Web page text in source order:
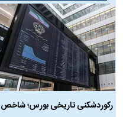
رکوردشکنی تاریخی بورس؛ شاخص